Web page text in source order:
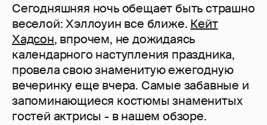
Сегодняшняя ночь обещает быть страшно
веселой: Хэллоуин все ближе. Кейт
Хадсон, впрочем, не дожидаясь
календарного наступления праздника,
провела свою знаменитую ежегодную
вечеринку еще вчера. Самые забавные и
запоминающиеся костюмы знаменитых
гостей актрисы - в нашем обзоре.